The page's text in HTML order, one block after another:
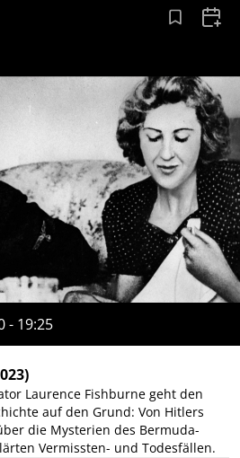
Aus den
- 19:25
Laurence Fishburne geht den
auf den Grund: Von Hitlers
die Mysterien des Bermuda-
Vermissten- und Todesfällen.